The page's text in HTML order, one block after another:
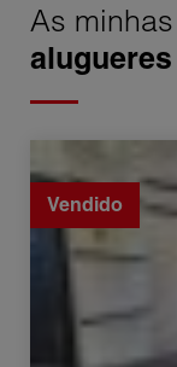
As
alugueres
47.7 m²
Vendido